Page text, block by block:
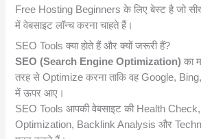
Free Hosting Beginners के लिए बेस्ट है जो
में वेबसाइट लॉन्च करना चाहते हैं।
SEO Tools क्या होते हैं और क्यों जरूरी हैं?
SEO (Search Engine Optimization) का
तरह से Optimize करना ताकि वह Google,
में ऊपर आए।
SEO Tools आपकी वेबसाइट की Health
Optimization, Backlink Analysis और